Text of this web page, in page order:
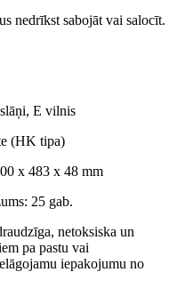
nedrīkst sabojāt vai salocīt.
E vilnis
(HK tipa)
x 483 x 48 mm
25 gab.
netoksiska un
pa pastu vai
iepakojumu no